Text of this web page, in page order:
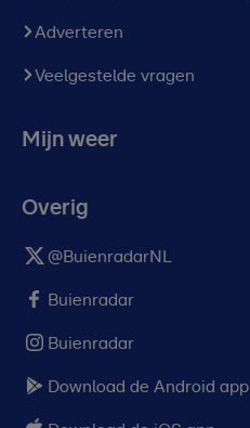
Adverteren
Veelgestelde vragen
Mijn weer
Overig
@BuienradarNL
Buienradar
Buienradar
Download de Android app